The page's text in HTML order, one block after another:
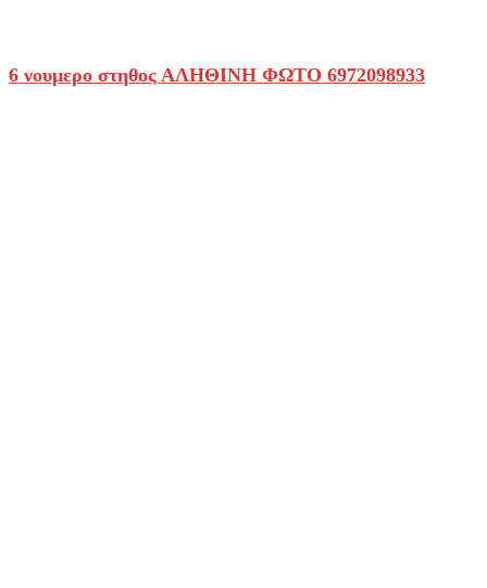
6 νουμερο στηθος ΑΛΗΘΙΝΗ ΦΩΤΟ 6972098933